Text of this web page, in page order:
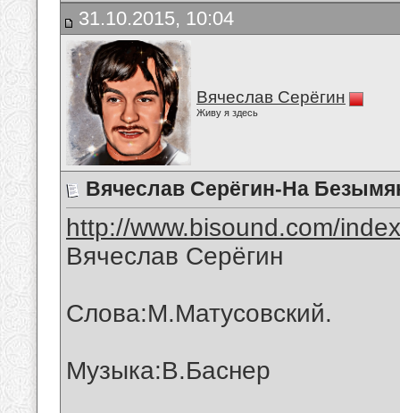
31.10.2015, 10:04
Вячеслав Серёгин
Живу я здесь
Вячеслав Серёгин-На
http://www.bisound.com/
Вячеслав Серёгин
Слова:М.Матусовский.
Музыка:В.Баснер